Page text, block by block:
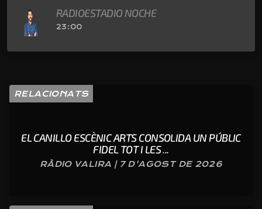
RADIOESTADIO NOCHE
23:00
RELACIONATS
EL CANILLO ESCÈNIC ARTS CONSOLIDA UN PÚBLIC
FIDEL TOT I LES ...
RÀDIO VALIRA | 7 D'AGOST DE 2026